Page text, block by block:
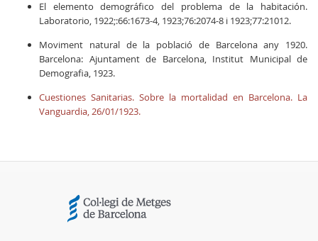
El elemento demográfico del problema de la habitación.
Laboratorio, 1922;:66:1673-4, 1923;76:2074-8 i 1923;77:21012.
Moviment natural de la població de Barcelona any 1920.
Barcelona: Ajuntament de Barcelona, Institut Municipal de
Demografia, 1923.
Cuestiones Sanitarias. Sobre la mortalidad en Barcelona. La
Vanguardia, 26/01/1923.